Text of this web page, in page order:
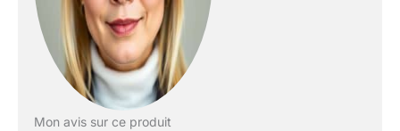
de formes de tête. Le
casque de cheval
réglable est livré avec un
système SureFit Pro Fit
Mon avis sur ce produit